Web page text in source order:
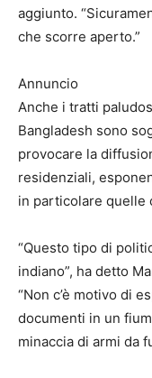
aggiunto.
che scorre aperto.”
Annuncio
Anche i tratti
Bangladesh sono
provocare la
residenziali,
in particolare quelle
“Questo tipo di
indiano”, ha detto
“Non c’è motivo di
documenti in un
minaccia di armi da